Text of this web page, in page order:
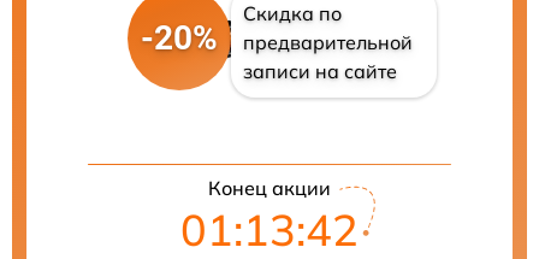
-20%
Скидка по
предварительной
записи на сайте
Конец акции
01:13:41